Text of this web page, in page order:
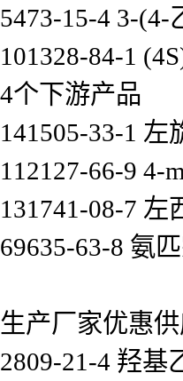
5473-15-4 3-
101328-84-1
4个下游产品
141505-33-1 左
112127-66-9 4-
131741-08-7 左
69635-63-8 氨
生产厂家优惠
2809-21-4 羟基